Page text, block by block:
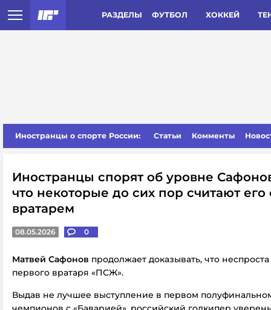
РАЗДЕЛЫ ФУТБОЛ ХОККЕЙ
Иностранцы о спорте России: Статьи Комменты
Иностранцы спорят об уровне
что некоторые до сих пор считают
вратарем
08.05.2026 0
Матвей Сафонов продолжает доказывать, что неспроста
первого вратаря «ПСЖ».
Выдав не лучшее выступление в первом